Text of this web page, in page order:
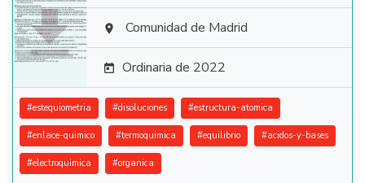
  Comunidad de Madrid
 Ordinaria de 2022
#estequiometria #disoluciones #estructura-atomica
#enlace-quimico #termoquimica #equilibrio #acidos-y-bases
#electroquimica #organica